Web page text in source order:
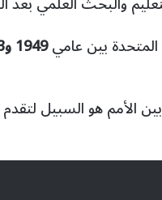
المتحدة بين عامي1949 و1953
الأمم هو السبيل